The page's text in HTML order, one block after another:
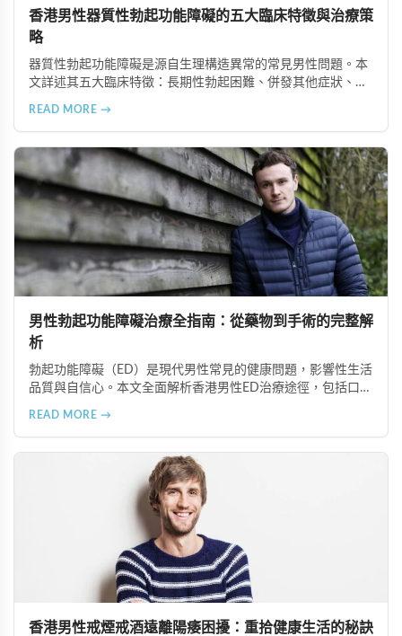
香港男性器質性勃起功能障礙的五大臨床特徵與治療策
略
器質性勃起功能障礙是源自生理構造異常的常見男性問題。本
文詳述其五大臨床特徵：長期性勃起困難、併發其他症狀、可
READ MORE →
男性勃起功能障礙治療全指南：從藥物到手術的完整解
析
勃起功能障礙（ED）是現代男性常見的健康問題，影響性生活
品質與自信心。本文全面解析香港男性ED治療途徑，包括口服
READ MORE →
香港男性戒煙戒酒遠離陽痿困擾：重拾健康生活的秘訣